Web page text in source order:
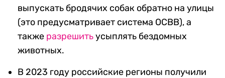
выпускать бродячих собак обратно на улицы
(это предусматривает система ОСВВ), а
также разрешитьусыплять бездомных
животных.
В 2023 году российские регионы получили